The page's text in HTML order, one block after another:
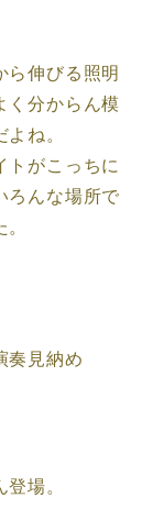
ら伸びる照明
く分からん模
ね。
トがこっちに
ろんな場所で
奏見納め
場。